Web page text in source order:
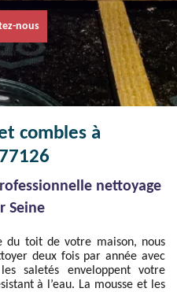
nous
combles à
nettoyage
Seine
du toit de votre maison, nous
deux fois par année avec
saletés enveloppent votre
à l’eau. La mousse et les